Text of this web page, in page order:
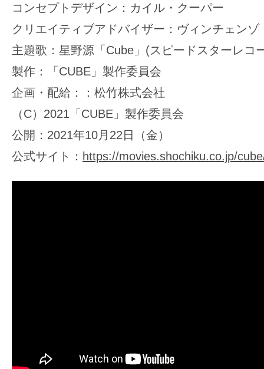
コンセプトデザイン：カイル・クーパー
クリエイティブアドバイザー：ヴィンチェンゾ
主題歌：星野源「Cube」(スピードスターレコ
製作：「CUBE」製作委員会
企画・配給：：松竹株式会社
（C）2021「CUBE」製作委員会
公開：2021年10月22日（金）
公式サイト： https://movies.shochiku.co.jp/